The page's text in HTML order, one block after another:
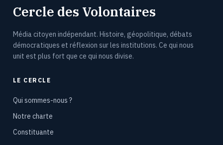
Cercle des Volontaires
Média citoyen indépendant. Histoire, géopolitique, débats
démocratiques et réflexion sur les institutions. Ce qui nous
unit est plus fort que ce qui nous divise.
LE CERCLE
Qui sommes-nous ?
Notre charte
Constituante